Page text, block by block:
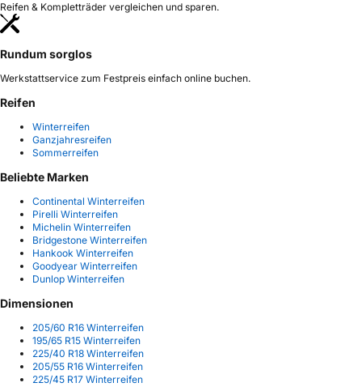
Reifen & Kompletträder vergleichen und sparen.
Rundum sorglos
Werkstattservice zum Festpreis einfach online buchen.
Reifen
Winterreifen
Ganzjahresreifen
Sommerreifen
Beliebte Marken
Continental Winterreifen
Pirelli Winterreifen
Michelin Winterreifen
Bridgestone Winterreifen
Hankook Winterreifen
Goodyear Winterreifen
Dunlop Winterreifen
Dimensionen
205/60 R16 Winterreifen
195/65 R15 Winterreifen
225/40 R18 Winterreifen
205/55 R16 Winterreifen
225/45 R17 Winterreifen